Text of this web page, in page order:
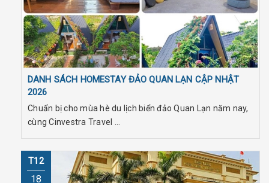
DANH SÁCH HOMESTAY ĐẢO QUAN LẠN CẬP NHẬT
2026
Chuẩn bị cho mùa hè du lịch biển đảo Quan Lạn năm nay,
cùng Cinvestra Travel ...
T12
18